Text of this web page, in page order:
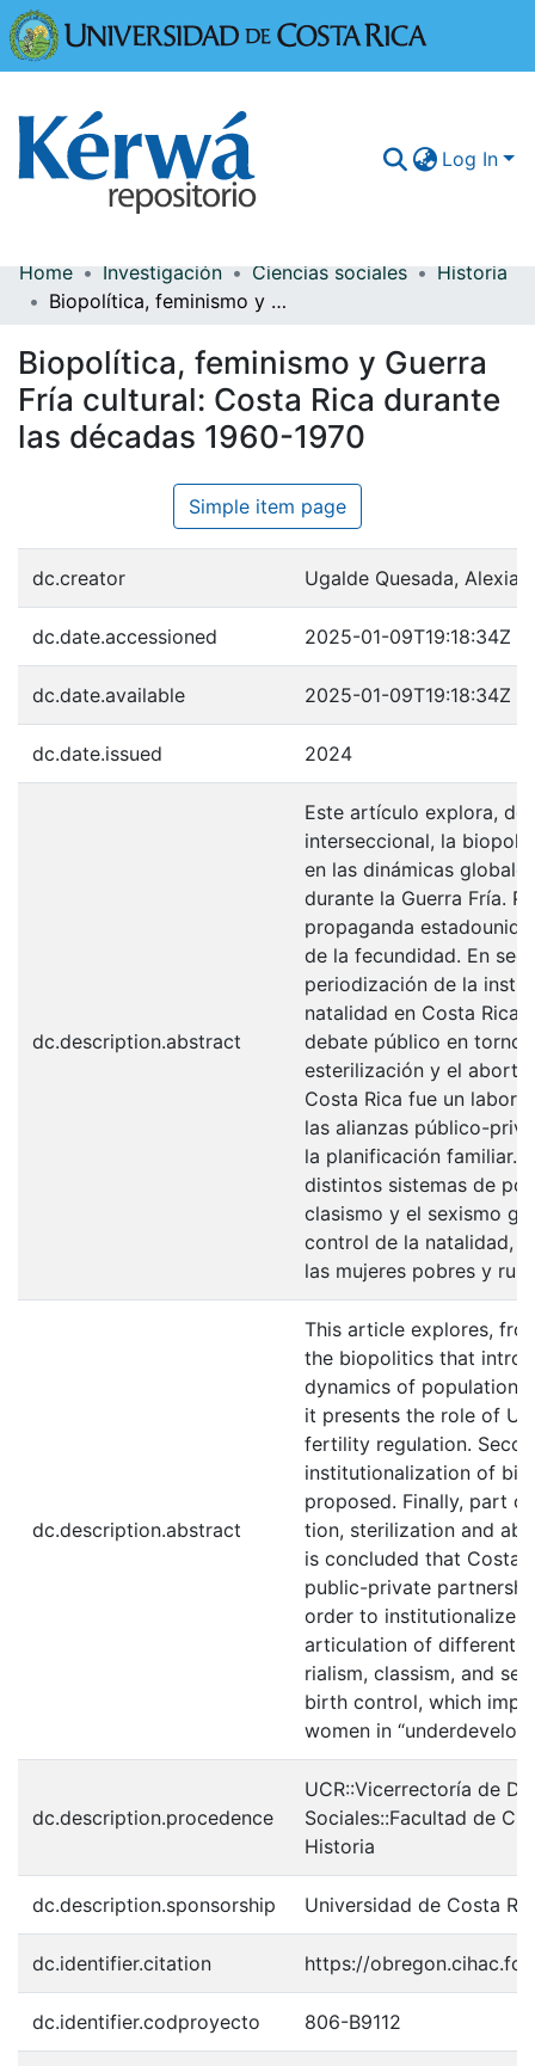
Log In
Communities & Collections
Browse Kérwá
Statistics
Home Investigación Ciencias sociales
Historia
Biopolítica, feminismo y Guerra Fría cultural: Costa Rica durante las décadas 1960-1970
Biopolítica, feminismo y Guerra
Fría cultural: Costa Rica durante
las décadas 1960-1970
Simple item page
dc.creator Ugalde Quesada, Alexia
dc.date.accessioned 2025-01-09T19:18:34Z
dc.date.available 2025-01-09T19:18:34Z
dc.date.issued 2024
dc.description.abstract
Este artículo explora,
interseccional, la
en las dinámicas
durante la Guerra Fría.
propaganda
de la fecundidad. En
periodización de la
natalidad en Costa
debate público en torno
esterilización y el
Costa Rica fue un
las alianzas público-
la planificación familiar.
distintos sistemas de
clasismo y el sexismo
control de la natalidad,
las mujeres pobres y
dc.description.abstract
This article explores,
the biopolitics that
dynamics of population
it presents the role of
fertility regulation.
institutionalization of
proposed. Finally, part
tion, sterilization and
is concluded that Costa
public-private
order to institutionalize
articulation of different
rialism, classism, and
birth control, which
women in
dc.description.procedence
UCR::Vicerrectoría de
Sociales::Facultad de
Historia
dc.description.sponsorship Universidad de Costa
dc.identifier.citation https://
dc.identifier.codproyecto 806-B9112